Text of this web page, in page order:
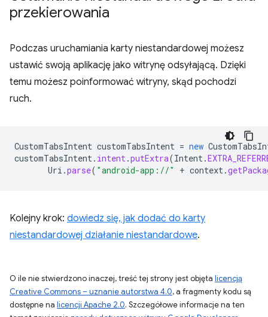
przekierowania
Podczas uruchamiania karty niestandardowej możesz
ustawić swoją aplikację jako witrynę odsyłającą. Dzięki
temu możesz poinformować witryny, skąd pochodzi
ruch.
CustomTabsIntent customTabsIntent = new
customTabsIntent. intent.putExtra(Intent.
Uri .parse( "android-app://" + context.
Kolejny krok: dowiedz się, jak dodać do karty
niestandardowej działanie niestandardowe.
O ile nie stwierdzono inaczej, treść tej strony jest objęta licencją
Creative Commons – uznanie autorstwa 4.0, a fragmenty kodu są
dostępne na licencji Apache 2.0. Szczegółowe informacje na ten